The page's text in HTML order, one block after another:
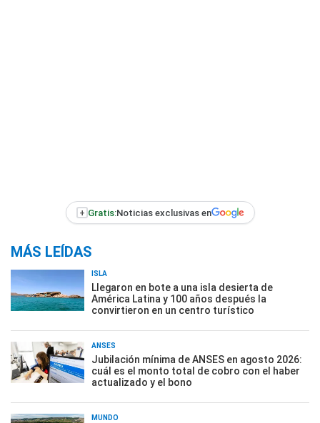
+ Gratis:Noticias exclusivas en
MÁS LEÍDAS
ISLA
Llegaron en bote a una isla desierta de
América Latina y 100 años después la
convirtieron en un centro turístico
ANSES
Jubilación mínima de ANSES en agosto 2026:
cuál es el monto total de cobro con el haber
actualizado y el bono
MUNDO